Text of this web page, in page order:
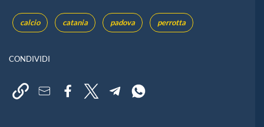
calcio catania padova perrotta
CONDIVIDI